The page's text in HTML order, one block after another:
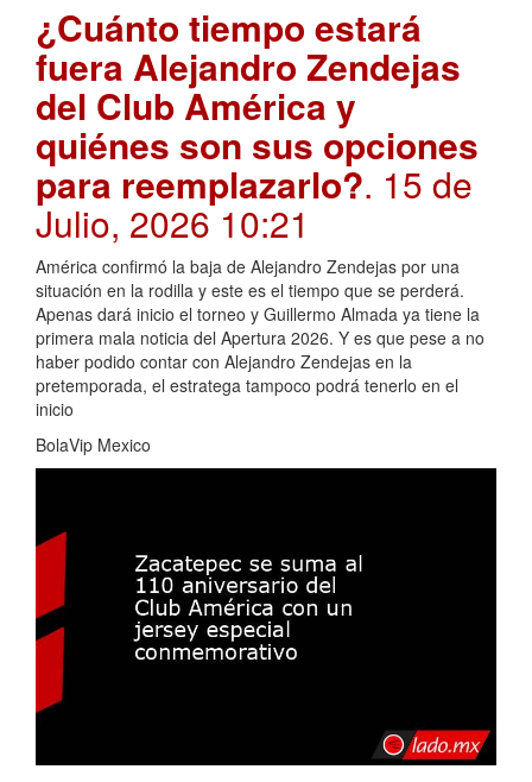
¿Cuánto tiempo estará
fuera Alejandro Zendejas
del Club América y
quiénes son sus opciones
para reemplazarlo?. 15 de
Julio, 2026 10:21
América confirmó la baja de Alejandro Zendejas por una
situación en la rodilla y este es el tiempo que se perderá.
Apenas dará inicio el torneo y Guillermo Almada ya tiene la
primera mala noticia del Apertura 2026. Y es que pese a no
haber podido contar con Alejandro Zendejas en la
pretemporada, el estratega tampoco podrá tenerlo en el
inicio
BolaVip Mexico